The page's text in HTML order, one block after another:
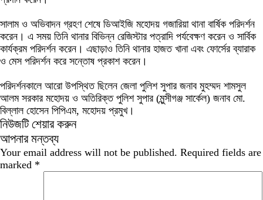
সালাম ও অভিবাদন গ্রহণ শেষে ডিআইজি মহোদয় গজারিয়া থানা বার্ষিক পরিদর্শন
করেন। এ সময় তিনি থানার বিভিন্ন রেজিস্টার পত্রাদি পর্যবেক্ষণ করেন ও সার্বিক
কার্যক্রম পরিদর্শন করেন। এছাড়াও তিনি থানার হাজত খানা এবং ফোর্সের ব্যারাক
ও মেস পরিদর্শন করে সন্তোষ প্রকাশ করেন।
পরিদর্শনকালে আরো উপস্থিত ছিলেন জেলা পুলিশ সুপার জনাব মুহম্মদ শামসুল
আলম সরকার মহোদয় ও অতিরিক্ত পুলিশ সুপার (মুন্সীগঞ্জ সার্কেল) জনাব মো.
বিল্লাল হোসেন পিপিএম, মহোদয় প্রমুখ।
নিউজটি শেয়ার করুন
আপনার মন্তব্য
Your email address will not be published. Required fields are
marked *